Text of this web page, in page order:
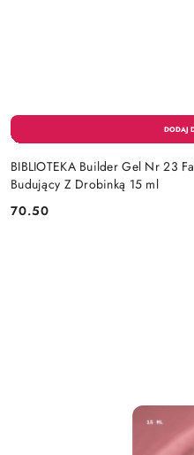
BIBLIOTEKA Builder Gel Nr 23
Budujący Z Drobinką 15 ml
Cena:
70.50